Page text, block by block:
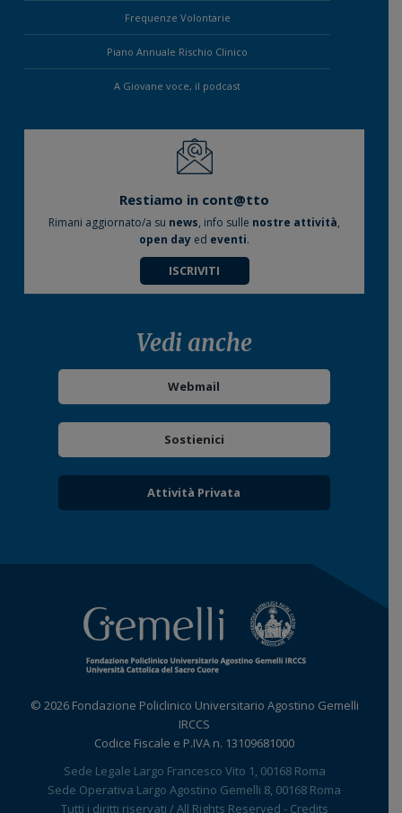
Frequenze Volontarie
Piano Annuale Rischio Clinico
A Giovane voce, il podcast
Restiamo in cont@tto
Rimani aggiornato/a su news, info sulle nostre attività,
open day ed eventi.
ISCRIVITI
Vedi anche
Webmail
Sostienici
Attività Privata
© 2026 Fondazione Policlinico Universitario Agostino Gemelli
IRCCS
Codice Fiscale e P.IVA n. 13109681000
Sede Legale Largo Francesco Vito 1, 00168 Roma
Sede Operativa Largo Agostino Gemelli 8, 00168 Roma
Tutti i diritti riservati / All Rights Reserved - Credits